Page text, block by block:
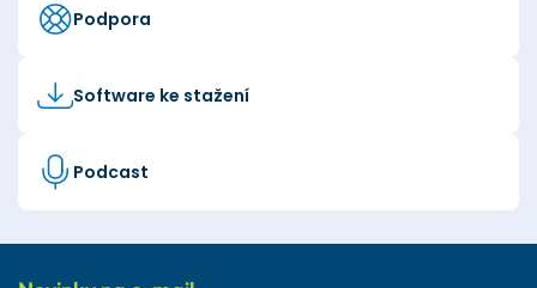
Podpora
Software ke stažení
Podcast